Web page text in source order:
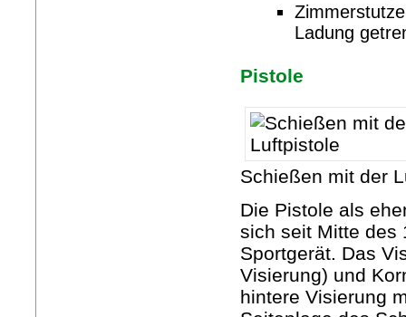
Ladung
Pistole
Schießen mit der
Die Pistole als
sich seit Mitte des
Sportgerät. Das
Visierung) und
hintere Visierung